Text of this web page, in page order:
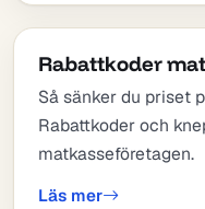
Rabattkoder
Så sänker du priset
Rabattkoder och
matkasseföretagen.
Läs mer